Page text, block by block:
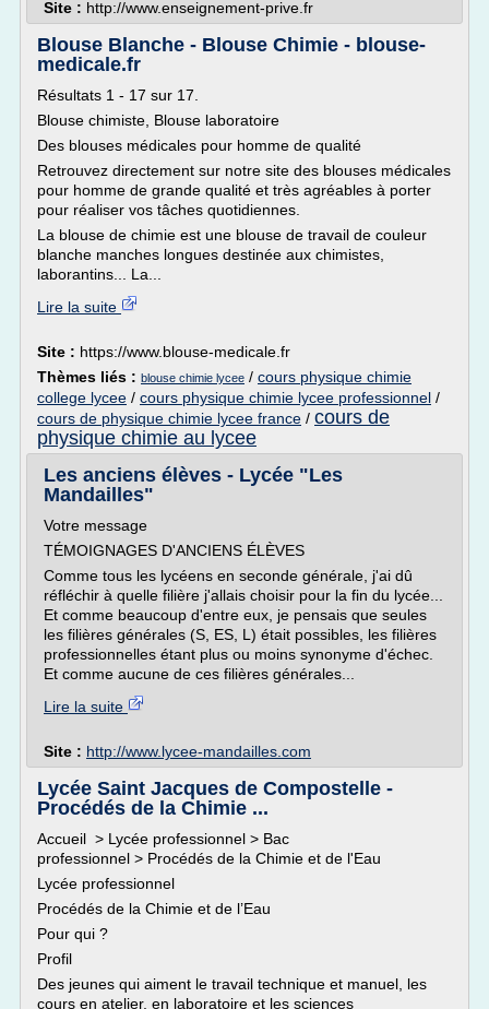
Site : http://www.enseignement-prive.fr
Blouse Blanche - Blouse Chimie - blouse-
medicale.fr
Résultats 1 - 17 sur 17.
Blouse chimiste, Blouse laboratoire
Des blouses médicales pour homme de qualité
Retrouvez directement sur notre site des blouses médicales
pour homme de grande qualité et très agréables à porter
pour réaliser vos tâches quotidiennes.
La blouse de chimie est une blouse de travail de couleur
blanche manches longues destinée aux chimistes,
laborantins... La...
Lire la suite
Site : https://www.blouse-medicale.fr
Thèmes liés : blouse chimie lycee / cours physique chimie
college lycee / cours physique chimie lycee professionnel /
cours de physique chimie lycee france / cours de
physique chimie au lycee
Les anciens élèves - Lycée "Les
Mandailles"
Votre message
TÉMOIGNAGES D'ANCIENS ÉLÈVES
Comme tous les lycéens en seconde générale, j'ai dû
réfléchir à quelle filière j'allais choisir pour la fin du lycée...
Et comme beaucoup d'entre eux, je pensais que seules
les filières générales (S, ES, L) était possibles, les filières
professionnelles étant plus ou moins synonyme d'échec.
Et comme aucune de ces filières générales...
Lire la suite
Site : http://www.lycee-mandailles.com
Lycée Saint Jacques de Compostelle -
Procédés de la Chimie ...
Accueil > Lycée professionnel > Bac
professionnel > Procédés de la Chimie et de l'Eau
Lycée professionnel
Procédés de la Chimie et de l’Eau
Pour qui ?
Profil
Des jeunes qui aiment le travail technique et manuel, les
cours en atelier, en laboratoire et les sciences